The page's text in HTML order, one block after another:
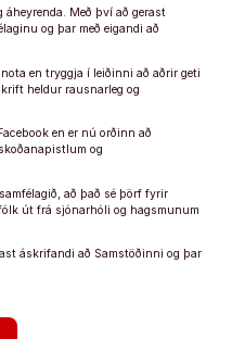
áheyrenda. Með því að gerast
og þar með eigandi að
en tryggja í leiðinni að aðrir geti
heldur rausnarleg og
en er nú orðinn að
og
að það sé þörf fyrir
út frá sjónarhóli og hagsmunum
áskrifandi að Samstöðinni og þar